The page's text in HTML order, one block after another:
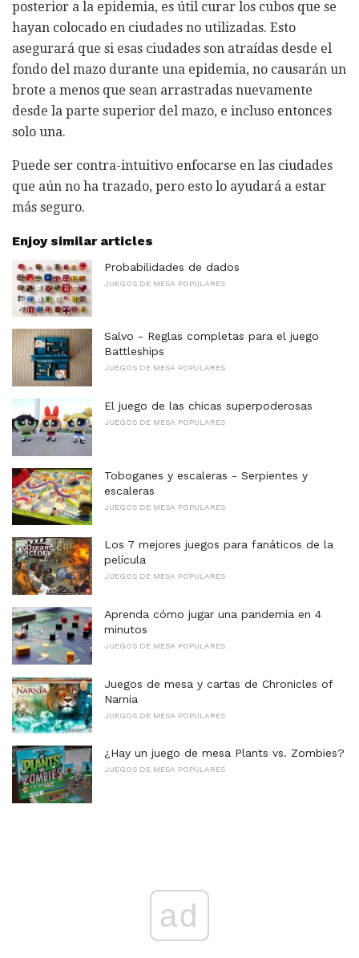
posterior a la epidemia, es útil curar los cubos que se
hayan colocado en ciudades no utilizadas. Esto
asegurará que si esas ciudades son atraídas desde el
fondo del mazo durante una epidemia, no causarán un
brote a menos que sean arrastradas nuevamente
desde la parte superior del mazo, e incluso entonces
solo una.
Puede ser contra-intuitivo enfocarse en las ciudades
que aún no ha trazado, pero esto lo ayudará a estar
más seguro.
Enjoy similar articles
Probabilidades de dados
JUEGOS DE MESA POPULARES
Salvo - Reglas completas para el juego
Battleships
JUEGOS DE MESA POPULARES
El juego de las chicas superpoderosas
JUEGOS DE MESA POPULARES
Toboganes y escaleras - Serpientes y
escaleras
JUEGOS DE MESA POPULARES
Los 7 mejores juegos para fanáticos de la
película
JUEGOS DE MESA POPULARES
Aprenda cómo jugar una pandemia en 4
minutos
JUEGOS DE MESA POPULARES
Juegos de mesa y cartas de Chronicles of
Narnia
JUEGOS DE MESA POPULARES
¿Hay un juego de mesa Plants vs. Zombies?
JUEGOS DE MESA POPULARES
ad